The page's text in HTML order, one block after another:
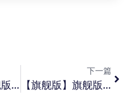
【旗舰版】旗舰版如何实现打印凭证自动保存单据？【专业版】专业版如何设置现金日记账生成凭证对应的凭证字？【标准/ 迷你版】标准/ 迷你版合同中支付或收到押金和押金归还如何操作？
下一篇
【旗舰版】旗舰版销售发票单据表尾字段“ 勾稽人” 不显示的几种原因？【专业版】专业版物料收发明细表内存在无数量有金额结存？【标准/ 迷你版】标准／ 迷你版凭证打印预览出现两条虚线？